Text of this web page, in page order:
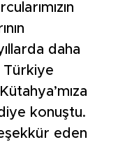
daha
Türkiye
konuştu.
eden